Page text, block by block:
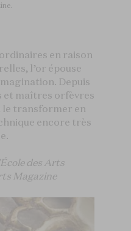
en raison
l’or épouse
Depuis
et maîtres orfèvres
le transformer en
encore très
des Arts
Magazine